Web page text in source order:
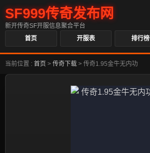
SF999传奇发布网
新开传奇SF开服信息聚合平台
首页
开服表 排行榜
当前位置 : 首页 > 传奇下载 > 传奇1.95金牛无内功